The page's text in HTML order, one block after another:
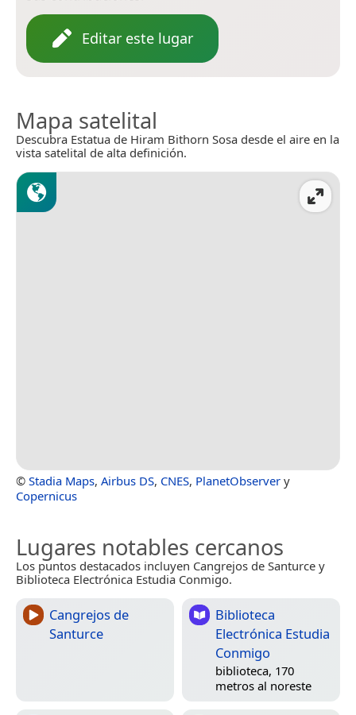
Editar este lugar
Mapa satelital
Descubra Estatua de Hiram Bithorn Sosa desde el aire en la
vista satelital de alta definición.
© Stadia Maps, Airbus DS, CNES, PlanetObserver y
Copernicus
Lugares notables cercanos
Los puntos destacados incluyen Cangrejos de Santurce y
Biblioteca Electrónica Estudia Conmigo.
Cangrejos de
Santurce
Biblioteca
Electrónica Estudia
Conmigo
biblioteca, 170
metros al noreste